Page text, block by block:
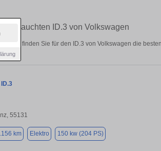
gebrauchten ID.3 von Volkswagen
Hier finden Sie für den ID.3 von Volkswagen die
55131
km Elektro 150 kw (204 PS)